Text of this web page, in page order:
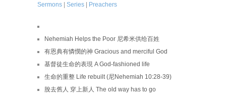
Sermons | Series | Preachers
Nehemiah Helps the Poor 尼希米供给百姓
有恩典有憐憫的神 Gracious and merciful God
基督徒生命的表現 A God-fashioned life
生命的重整 Life rebuilt (尼Nehemiah 10:28-39)
脫去舊人 穿上新人 The old way has to go